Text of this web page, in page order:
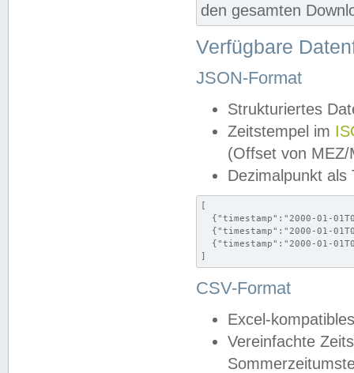
den gesamten
Verfügbare
JSON-Format
Strukturiertes
Zeitstempel im
(Offset von MEZ/
Dezimalpunkt als
[
{"timestamp":"2000-01-
{"timestamp":"2000-01-
{"timestamp":"2000-01-
]
CSV-Format
Excel-
Vereinfachte